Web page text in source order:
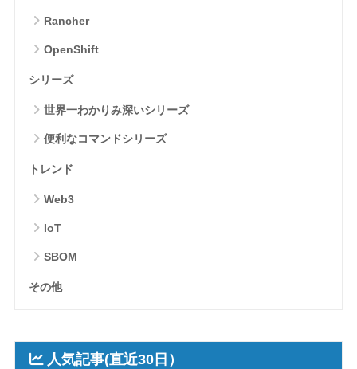
Rancher
OpenShift
シリーズ
世界一わかりみ深いシリーズ
便利なコマンドシリーズ
トレンド
Web3
IoT
SBOM
その他
人気記事(直近30日）